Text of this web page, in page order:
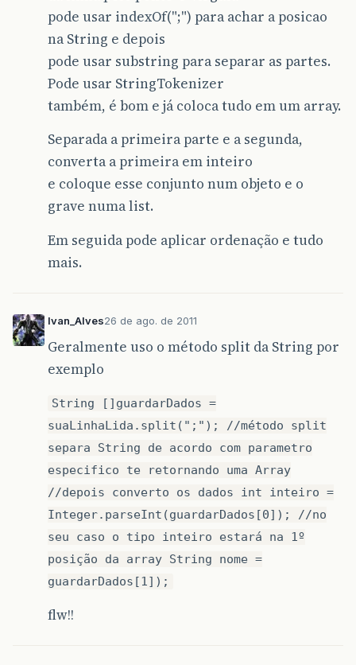
pode usar indexOf(";") para achar a posicao
na String e depois
pode usar substring para separar as partes.
Pode usar StringTokenizer
também, é bom e já coloca tudo em um array.
Separada a primeira parte e a segunda,
converta a primeira em inteiro
e coloque esse conjunto num objeto e o
grave numa list.
Em seguida pode aplicar ordenação e tudo
mais.
Ivan_Alves26 de ago. de 2011
Geralmente uso o método split da String por
exemplo
String []guardarDados =
suaLinhaLida.split(";"); //método split
separa String de acordo com parametro
especifico te retornando uma Array
//depois converto os dados int inteiro =
Integer.parseInt(guardarDados[0]); //no
seu caso o tipo inteiro estará na 1º
posição da array String nome =
guardarDados[1]);
flw!!